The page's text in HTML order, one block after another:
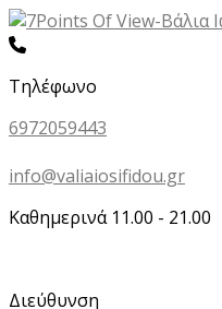
Τηλέφωνο
6972059443
info@valiaiosifidou.gr
Καθημερινά 11.00 - 21.00
Διεύθυνση